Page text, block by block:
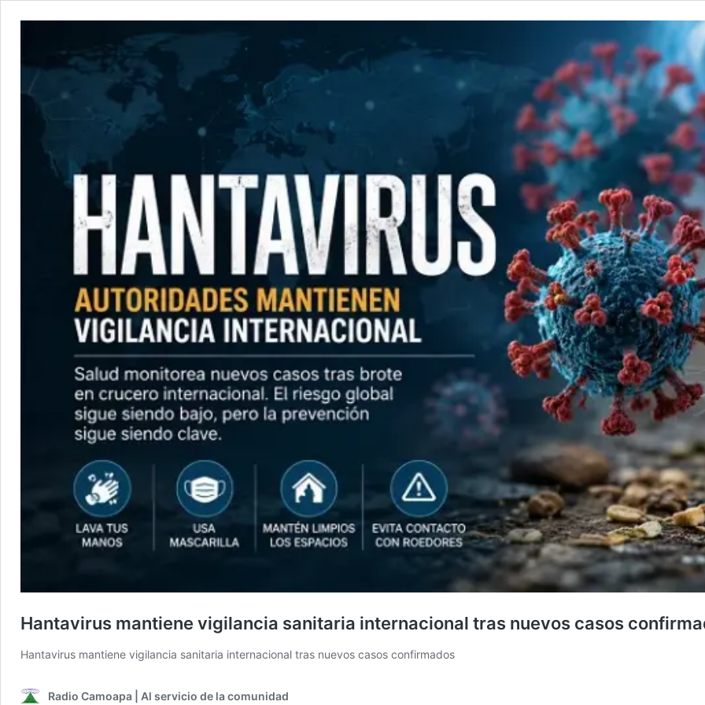
Hantavirus mantiene vigilancia sanitaria internacional tras nuevos casos
Hantavirus mantiene vigilancia sanitaria internacional tras nuevos casos confirmados
Radio Camoapa | Al servicio de la comunidad